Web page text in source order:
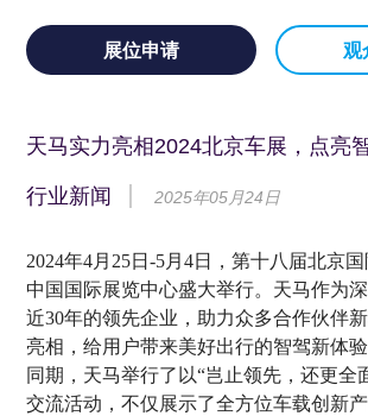
展位申请 观
天马实力亮相2024北京车展，点亮
行业新闻 2025年05月24日
2024年4月25日-5月4日，第十八届北京
中国国际展览中心盛大举行。天马作为
近30年的领先企业，助力众多合作伙伴
亮相，给用户带来美好出行的智驾新体验
同期，天马举行了以“岂止领先，还更全
交流活动，不仅展示了全方位车载创新